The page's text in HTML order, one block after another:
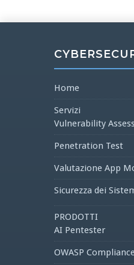
Home
Servizi
Vulnerability
Penetration Test
Valutazione App
Sicurezza dei
PRODOTTI
AI Pentester
OWASP